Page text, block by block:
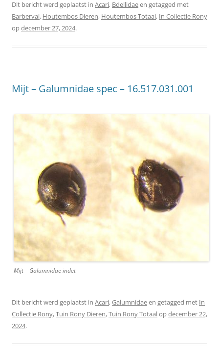
Dit bericht werd geplaatst in Acari, Bdellidaeen getagged met
Barberval, Houtembos Dieren, Houtembos Totaal, In Collectie Rony
opdecember 27, 2024.
Mijt – Galumnidae spec – 16.517.031.001
Mijt – Galumnidae indet
Dit bericht werd geplaatst in Acari,Galumnidaeen getagged met In
Collectie Rony,Tuin Rony Dieren,Tuin Rony Totaalopdecember 22,
2024.